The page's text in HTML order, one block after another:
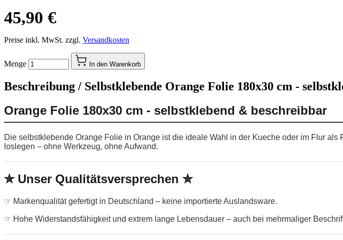
45,90 €
Preise inkl. MwSt. zzgl. Versandkosten
Menge In den Warenkorb
Beschreibung / Selbstklebende Orange Folie 180x30 cm -
Orange Folie 180x30 cm - selbstklebend & beschreibbar
Die selbstklebende Orange Folie in Orange ist die ideale Wahl in der Kueche oder im Flur
loslegen – ohne Werkzeug, ohne Aufwand.
✮ Unser Qualitätsversprechen ✮
☞ Markenqualität gefertigt in Deutschland – keine importierte Auslandsware.
☞ Hohe Widerstandsfähigkeit und extrem lange Lebensdauer – auch bei mehrmaliger